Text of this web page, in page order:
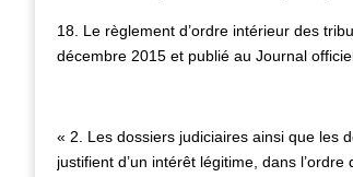
18. Le règlement d’ordre intérieur des
décembre 2015 et publié au Journal
« 2. Les dossiers judiciaires ainsi que les
justifient d’un intérêt légitime, dans